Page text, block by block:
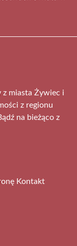
miasta Żywiec i
z regionu
na bieżąco z
Kontakt